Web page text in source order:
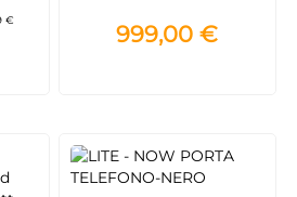
€
pollici - Blu
999,00 €